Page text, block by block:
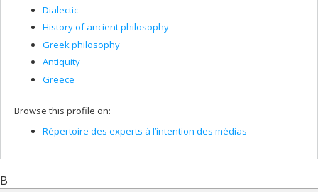
Dialectic
History of ancient philosophy
Greek philosophy
Antiquity
Greece
Browse this profile on:
Répertoire des experts à l’intention des médias
B